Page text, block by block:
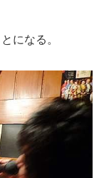
になる。